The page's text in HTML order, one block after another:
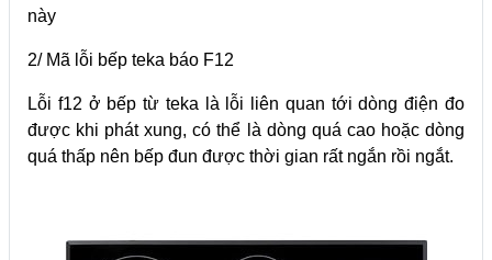
này
2/ Mã lỗi bếp teka báo F12
Lỗi f12 ở bếp từ teka là lỗi liên quan tới dòng điện đo
được khi phát xung, có thể là dòng quá cao hoặc dòng
quá thấp nên bếp đun được thời gian rất ngắn rồi ngắt.